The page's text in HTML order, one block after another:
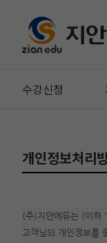
수강신청
개인정보처리
(주)지안에듀는 (이하
고객님의 개인정보를